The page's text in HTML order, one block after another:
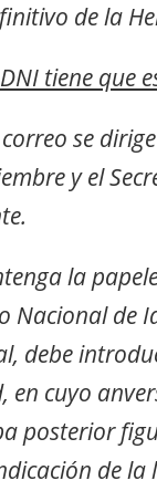
de la
tiene que
se
y el
la
Nacional de
debe
cuyo
posterior
de